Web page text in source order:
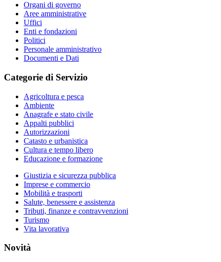
Organi di governo
Aree amministrative
Uffici
Enti e fondazioni
Politici
Personale amministrativo
Documenti e Dati
Categorie di Servizio
Agricoltura e pesca
Ambiente
Anagrafe e stato civile
Appalti pubblici
Autorizzazioni
Catasto e urbanistica
Cultura e tempo libero
Educazione e formazione
Giustizia e sicurezza pubblica
Imprese e commercio
Mobilità e trasporti
Salute, benessere e assistenza
Tributi, finanze e contravvenzioni
Turismo
Vita lavorativa
Novità